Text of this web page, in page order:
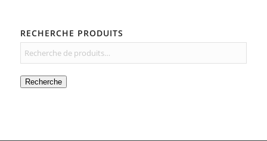
RECHERCHE PRODUITS
Recherche